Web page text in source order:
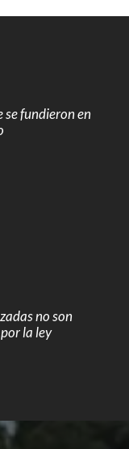
se fundieron en
no son
la ley